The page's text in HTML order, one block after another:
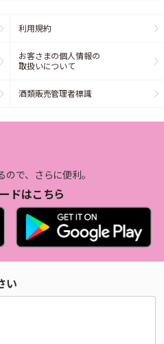
利用規約
お客さまの個人情報の
取扱いについて
酒類販売管理者標識
で、さらに便利。
ドはこちら
い